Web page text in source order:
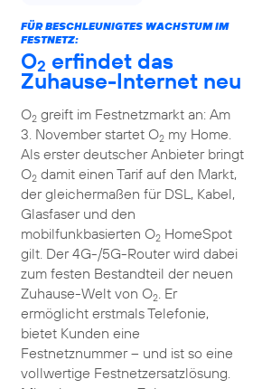
FÜR BESCHLEUNIGTES WACHSTUM IM
FESTNETZ:
O2 erfindet das
Zuhause-Internet neu
O2greift im Festnetzmarkt an: Am
3. November startet O2my Home.
Als erster deutscher Anbieter bringt
O2damit einen Tarif auf den Markt,
der gleichermaßen für DSL, Kabel,
Glasfaser und den
mobilfunkbasierten O2HomeSpot
gilt. Der 4G-/5G-Router wird dabei
zum festen Bestandteil der neuen
Zuhause-Welt von O2. Er
ermöglicht erstmals Telefonie,
bietet Kunden eine
Festnetznummer – und ist so eine
vollwertige Festnetzersatzlösung.